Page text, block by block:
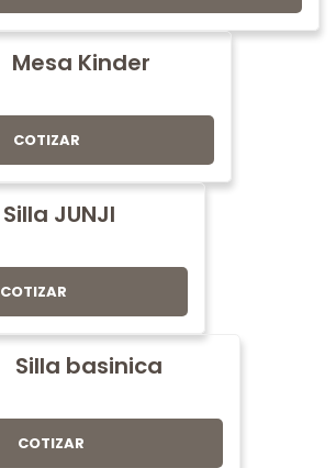
Mesa Kinder
COTIZAR
Silla JUNJI
COTIZAR
Silla basinica
COTIZAR